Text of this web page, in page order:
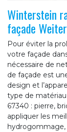
Winterstein
façade
Pour éviter la
votre façade
nécessaire de
de façade est
design et
type de
67340 : pierre,
appliquer les
hydrogommage,